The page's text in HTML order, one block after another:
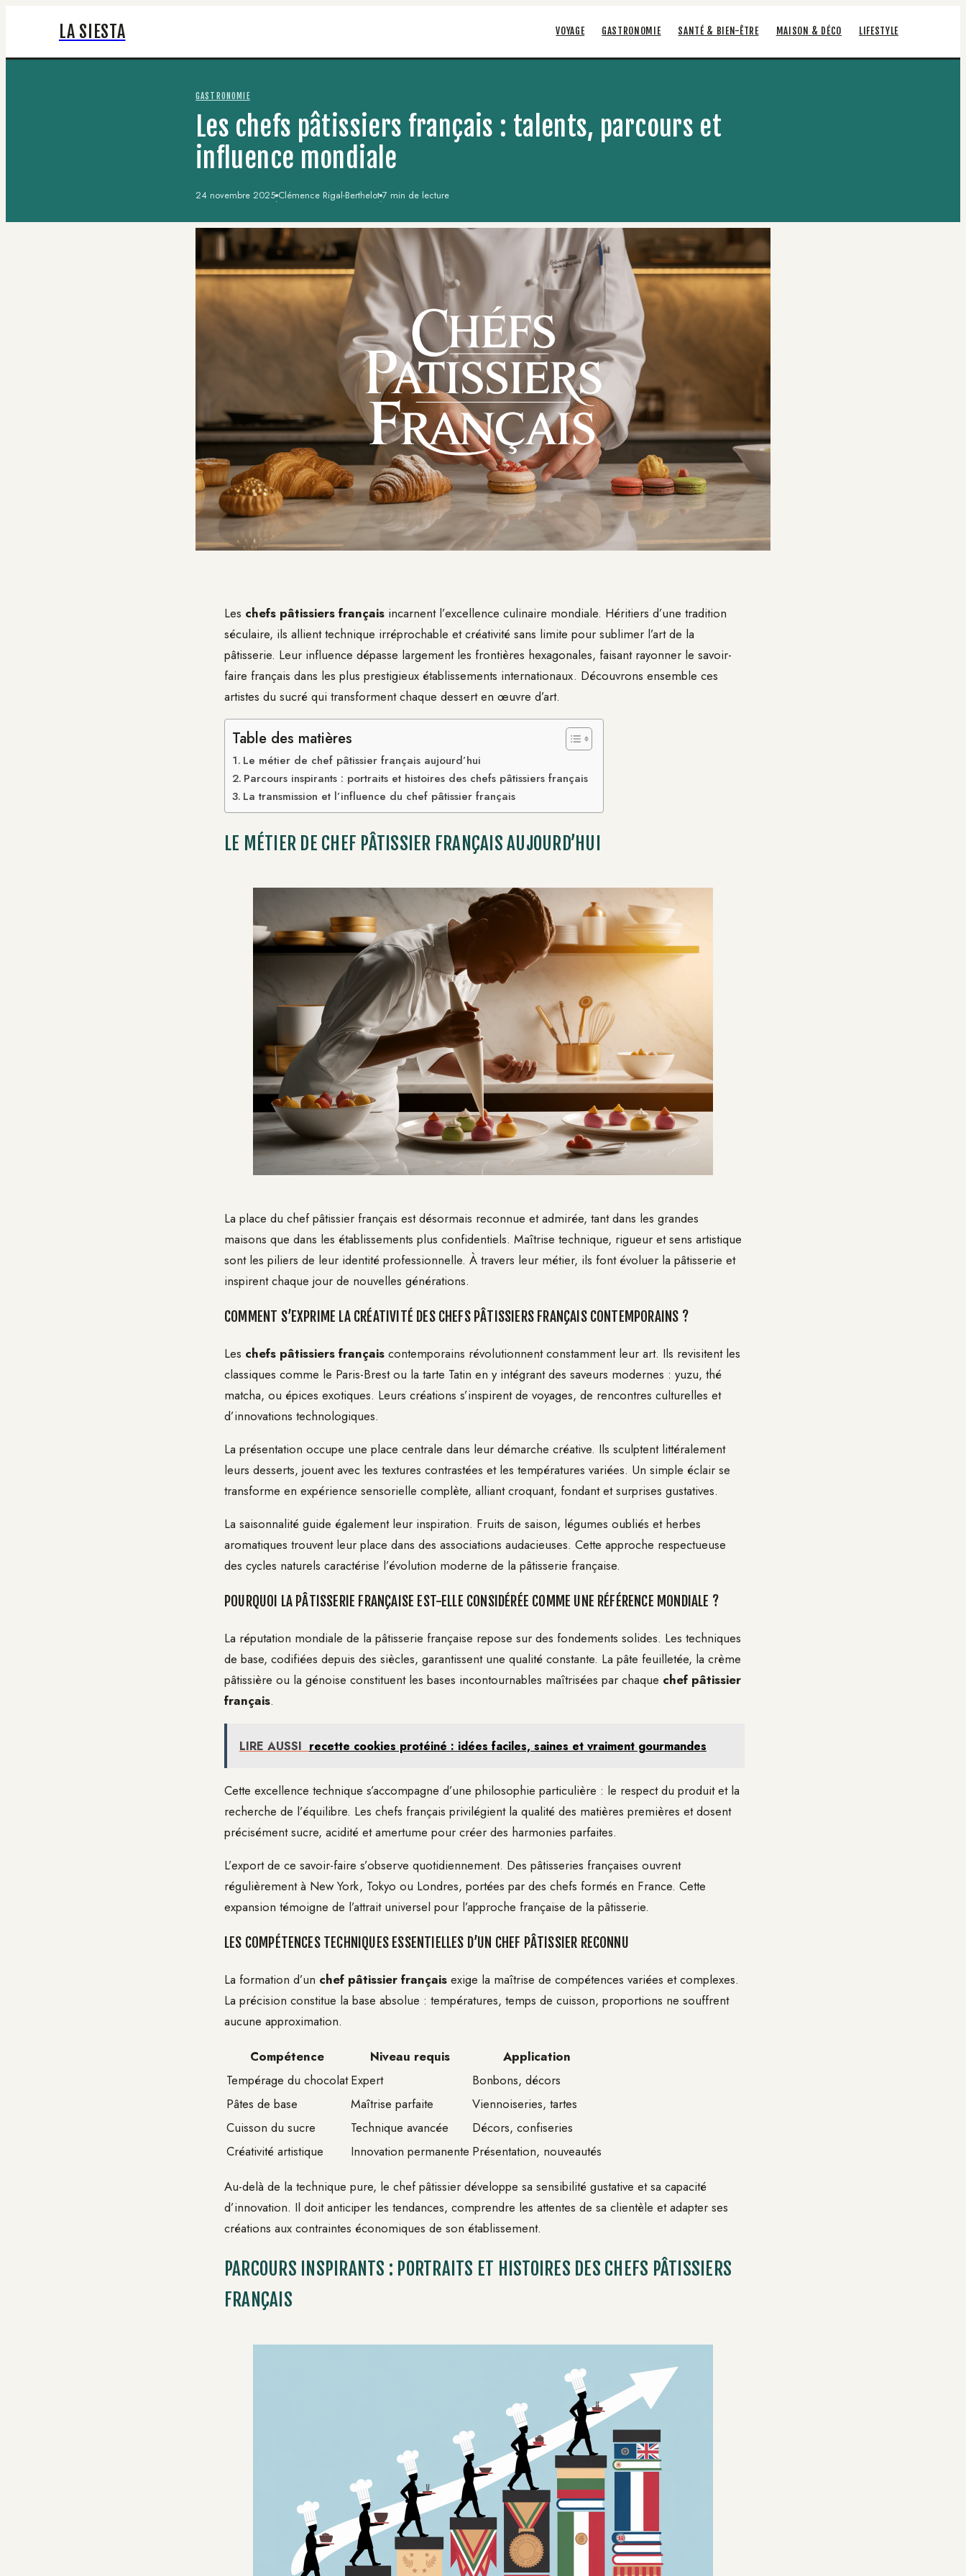
LA SIESTA VOYAGE GASTRONOMIE SANTÉ & BIEN-ÊTRE MAISON & DÉCO LIFESTYLE
GASTRONOMIE
Les chefs pâtissiers français : talents, parcours et
influence mondiale
24 novembre 2025·Clémence Rigal-Berthelot·7 min de lecture
Les chefs pâtissiers français incarnent l’excellence culinaire mondiale. Héritiers d’une tradition
séculaire, ils allient technique irréprochable et créativité sans limite pour sublimer l’art de la
pâtisserie. Leur influence dépasse largement les frontières hexagonales, faisant rayonner le savoir-
faire français dans les plus prestigieux établissements internationaux. Découvrons ensemble ces
artistes du sucré qui transforment chaque dessert en œuvre d’art.
Table des matières
Le métier de chef pâtissier français aujourd’hui
Parcours inspirants : portraits et histoires des chefs pâtissiers français
La transmission et l’influence du chef pâtissier français
LE MÉTIER DE CHEF PÂTISSIER FRANÇAIS AUJOURD’HUI
La place du chef pâtissier français est désormais reconnue et admirée, tant dans les grandes
maisons que dans les établissements plus confidentiels. Maîtrise technique, rigueur et sens artistique
sont les piliers de leur identité professionnelle. À travers leur métier, ils font évoluer la pâtisserie et
inspirent chaque jour de nouvelles générations.
COMMENT S’EXPRIME LA CRÉATIVITÉ DES CHEFS PÂTISSIERS FRANÇAIS CONTEMPORAINS ?
Les chefs pâtissiers français contemporains révolutionnent constamment leur art. Ils revisitent les
classiques comme le Paris-Brest ou la tarte Tatin en y intégrant des saveurs modernes : yuzu, thé
matcha, ou épices exotiques. Leurs créations s’inspirent de voyages, de rencontres culturelles et
d’innovations technologiques.
La présentation occupe une place centrale dans leur démarche créative. Ils sculptent littéralement
leurs desserts, jouent avec les textures contrastées et les températures variées. Un simple éclair se
transforme en expérience sensorielle complète, alliant croquant, fondant et surprises gustatives.
La saisonnalité guide également leur inspiration. Fruits de saison, légumes oubliés et herbes
aromatiques trouvent leur place dans des associations audacieuses. Cette approche respectueuse
des cycles naturels caractérise l’évolution moderne de la pâtisserie française.
POURQUOI LA PÂTISSERIE FRANÇAISE EST-ELLE CONSIDÉRÉE COMME UNE RÉFÉRENCE MONDIALE ?
La réputation mondiale de la pâtisserie française repose sur des fondements solides. Les techniques
de base, codifiées depuis des siècles, garantissent une qualité constante. La pâte feuilletée, la crème
pâtissière ou la génoise constituent les bases incontournables maîtrisées par chaque chef pâtissier
français.
LIRE AUSSI recette cookies protéiné : idées faciles, saines et vraiment gourmandes
Cette excellence technique s’accompagne d’une philosophie particulière : le respect du produit et la
recherche de l’équilibre. Les chefs français privilégient la qualité des matières premières et dosent
précisément sucre, acidité et amertume pour créer des harmonies parfaites.
L’export de ce savoir-faire s’observe quotidiennement. Des pâtisseries françaises ouvrent
régulièrement à New York, Tokyo ou Londres, portées par des chefs formés en France. Cette
expansion témoigne de l’attrait universel pour l’approche française de la pâtisserie.
LES COMPÉTENCES TECHNIQUES ESSENTIELLES D’UN CHEF PÂTISSIER RECONNU
La formation d’un chef pâtissier français exige la maîtrise de compétences variées et complexes.
La précision constitue la base absolue : températures, temps de cuisson, proportions ne souffrent
aucune approximation.
Compétence Niveau requis
Application
Tempérage du chocolat Expert
Bonbons, décors
Pâtes de base
Maîtrise parfaite
Viennoiseries, tartes
Cuisson du sucre
Technique avancée
Décors, confiseries
Créativité artistique
Innovation permanente Présentation, nouveautés
Au-delà de la technique pure, le chef pâtissier développe sa sensibilité gustative et sa capacité
d’innovation. Il doit anticiper les tendances, comprendre les attentes de sa clientèle et adapter ses
créations aux contraintes économiques de son établissement.
PARCOURS INSPIRANTS : PORTRAITS ET HISTOIRES DES CHEFS PÂTISSIERS
FRANÇAIS